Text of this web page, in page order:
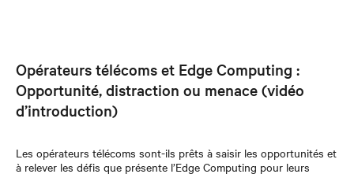
Opérateurs télécoms et Edge Computing :
Opportunité, distraction ou menace (vidéo
d’introduction)
Les opérateurs télécoms sont-ils prêts à saisir les opportunités et
à relever les défis que présente l’Edge Computing pour leurs